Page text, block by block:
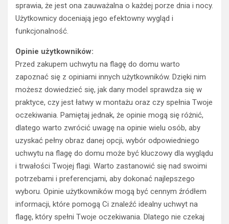
sprawia, że jest ona zauważalna o każdej porze dnia i nocy.
Użytkownicy doceniają jego efektowny wygląd i
funkcjonalność.
Opinie użytkowników:
Przed zakupem uchwytu na flagę do domu warto
zapoznać się z opiniami innych użytkowników. Dzięki nim
możesz dowiedzieć się, jak dany model sprawdza się w
praktyce, czy jest łatwy w montażu oraz czy spełnia Twoje
oczekiwania. Pamiętaj jednak, że opinie mogą się różnić,
dlatego warto zwrócić uwagę na opinie wielu osób, aby
uzyskać pełny obraz danej opcji, wybór odpowiedniego
uchwytu na flagę do domu może być kluczowy dla wyglądu
i trwałości Twojej flagi. Warto zastanowić się nad swoimi
potrzebami i preferencjami, aby dokonać najlepszego
wyboru. Opinie użytkowników mogą być cennym źródłem
informacji, które pomogą Ci znaleźć idealny uchwyt na
flagę, który spełni Twoje oczekiwania. Dlatego nie czekaj